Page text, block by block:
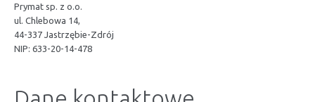
Prymat sp. z o.o.
ul. Chlebowa 14,
44-337 Jastrzębie-Zdrój
NIP: 633-20-14-478